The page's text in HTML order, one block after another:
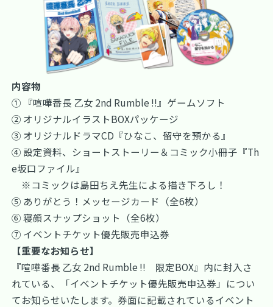
内容物
① 『喧嘩番長 乙女 2nd Rumble !!』ゲームソフト
② オリジナルイラストBOXパッケージ
③ オリジナルドラマCD『ひなこ、留守を預かる』
④ 設定資料、ショートストーリー＆コミック小冊子『Th
e坂口ファイル』
※コミックは島田ちえ先生による描き下ろし！
⑤ ありがとう！メッセージカード（全6枚）
⑥ 寝顔スナップショット（全6枚）
⑦ イベントチケット優先販売申込券
【重要なお知らせ】
『喧嘩番長 乙女 2nd Rumble !! 限定BOX』内に封入さ
れている、「イベントチケット優先販売申込券」につい
てお知らせいたします。券面に記載されているイベント